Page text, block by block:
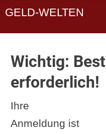
GELD-WELTEN
Wichtig:
erforderlich!
Ihre
Anmeldung ist